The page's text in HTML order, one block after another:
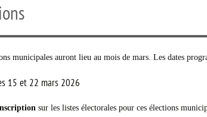
municipales auront lieu au mois de mars. Les dates
15 et 22 mars 2026
sur les listes électorales pour ces élections